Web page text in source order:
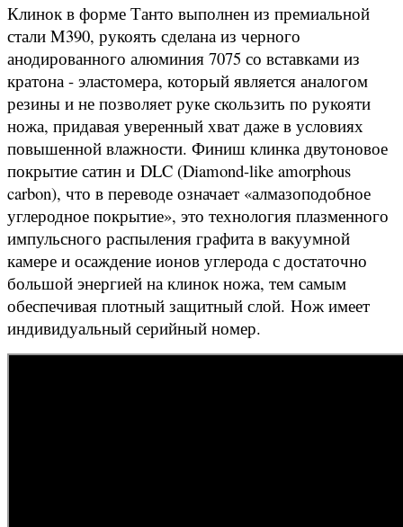
Клинок в форме Танто выполнен из премиальной
стали M390, рукоять сделана из черного
анодированного алюминия 7075 со вставками из
кратона - эластомера, который является аналогом
резины и не позволяет руке скользить по рукояти
ножа, придавая уверенный хват даже в условиях
повышенной влажности. Финиш клинка двутоновое
покрытие сатин и DLC (Diamond-like amorphous
carbon), что в переводе означает «алмазоподобное
углеродное покрытие», это технология плазменного
импульсного распыления графита в вакуумной
камере и осаждение ионов углерода с достаточно
большой энергией на клинок ножа, тем самым
обеспечивая плотный защитный слой. Нож имеет
индивидуальный серийный номер.